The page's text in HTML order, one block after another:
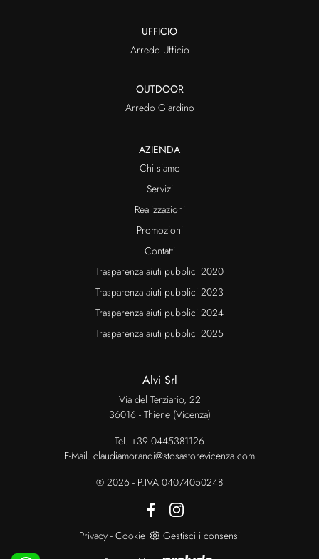
UFFICIO
Arredo Ufficio
OUTDOOR
Arredo Giardino
AZIENDA
Chi siamo
Servizi
Realizzazioni
Promozioni
Contatti
Trasparenza aiuti pubblici 2020
Trasparenza aiuti pubblici 2023
Trasparenza aiuti pubblici 2024
Trasparenza aiuti pubblici 2025
Alvi Srl
Via del Terziario, 22
36016 - Thiene (Vicenza)
Tel. +39 0445381126
E-Mail. claudiamorandi@stosastorevicenza.com
® 2026 - P.IVA 04074050248
Privacy - Cookie
Gestisci i consensi